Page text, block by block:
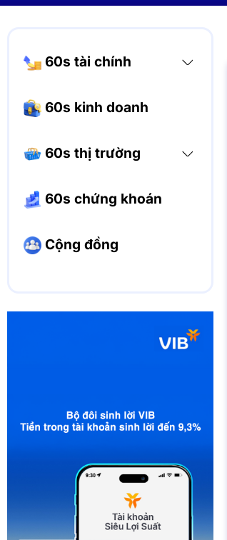
60s tài chính
60s kinh doanh
60s thị trường
60s chứng khoán
Cộng đồng